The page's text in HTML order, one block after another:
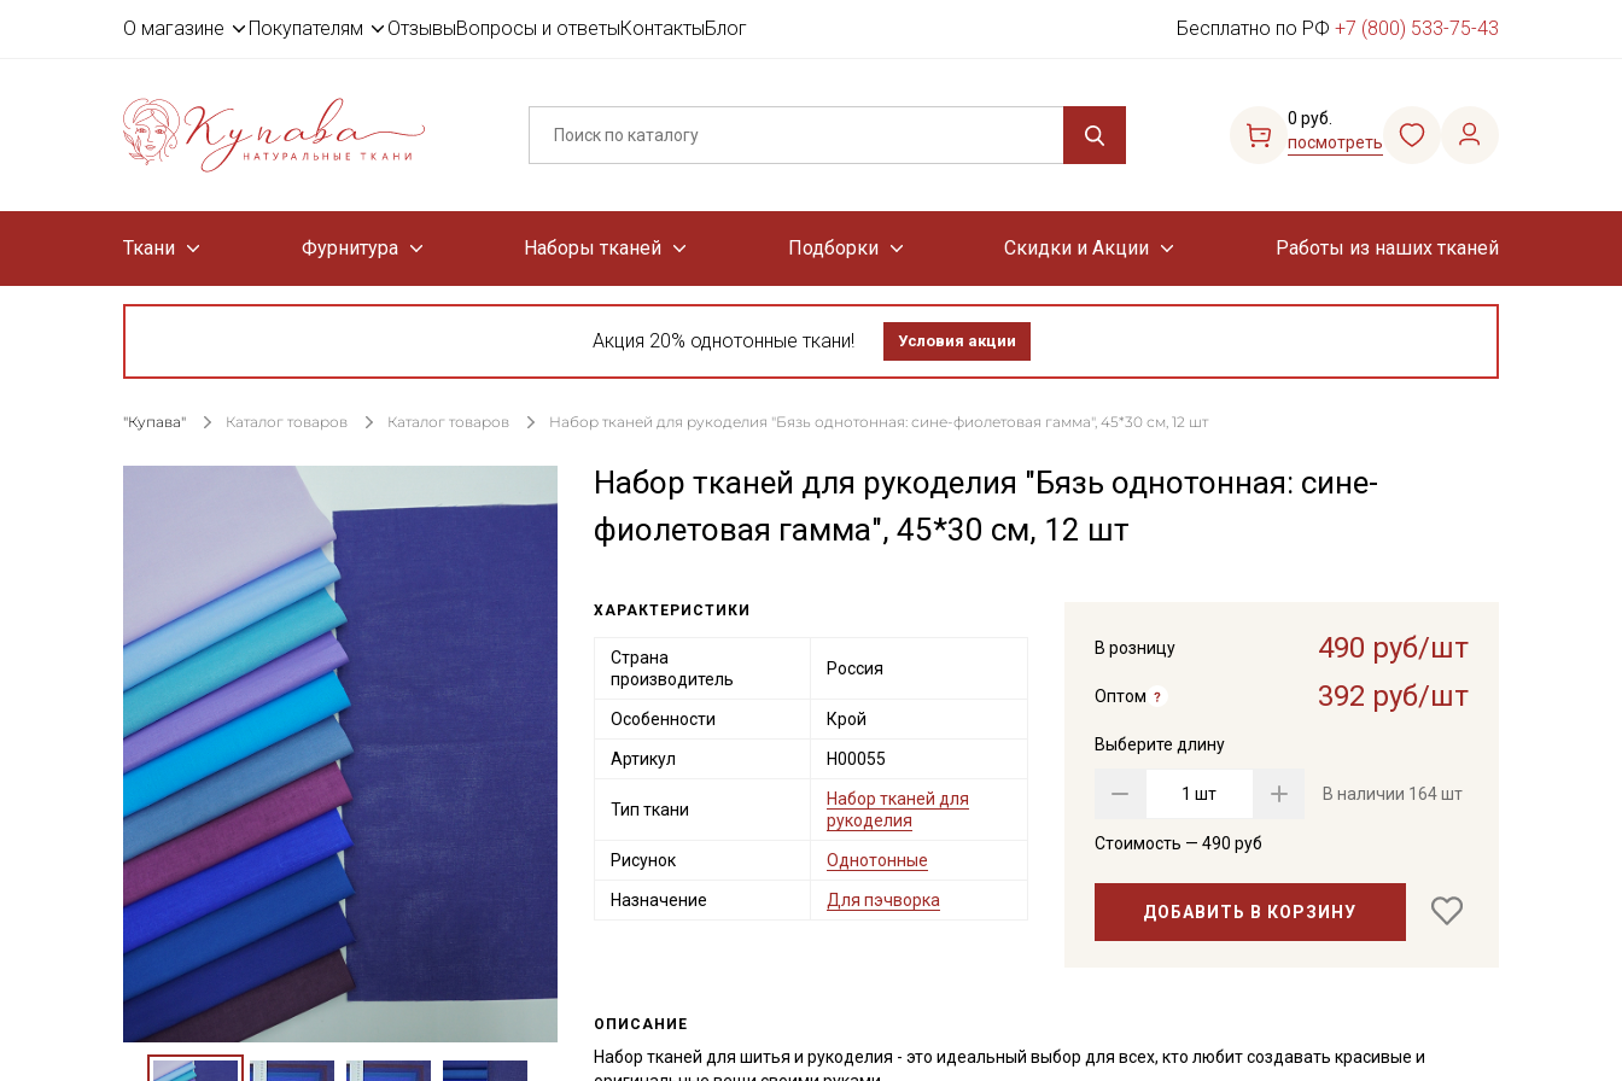
О магазине Покупателям ОтзывыВопросы и ответыКонтактыБлог Бесплатно по РФ +7 (800) 533-75-43
0 руб.
посмотреть
Ткани Фурнитура Наборы тканей Подборки Скидки и Акции Работы из наших тканей
Акция 20% однотонные ткани! Условия акции
"Купава" Каталог товаров Каталог товаров Набор тканей для рукоделия "Бязь однотонная: сине-фиолетовая гамма", 45*30 см, 12 шт
Набор тканей для рукоделия "Бязь однотонная: сине-
фиолетовая гамма", 45*30 см, 12 шт
В розницу 490 руб/шт
Оптом 392 руб/шт
Выберите длину
шт В наличии 164 шт
Стоимость — 490 руб
ДОБАВИТЬ В КОРЗИНУ
ХАРАКТЕРИСТИКИ
Страна
производитель
Россия
Особенности Крой
Артикул Н00055
Тип ткани
Набор тканей для
рукоделия
Рисунок Однотонные
Назначение Для пэчворка
ОПИСАНИЕ
Набор тканей для шитья и рукоделия - это идеальный выбор для всех, кто любит создавать красивые и